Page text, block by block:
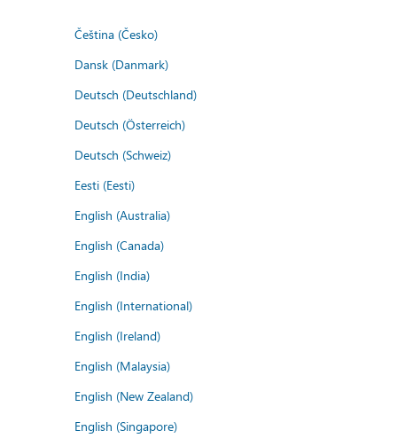
Čeština (Česko)
Dansk (Danmark)
Deutsch (Deutschland)
Deutsch (Österreich)
Deutsch (Schweiz)
Eesti (Eesti)
English (Australia)
English (Canada)
English (India)
English (International)
English (Ireland)
English (Malaysia)
English (New Zealand)
English (Singapore)